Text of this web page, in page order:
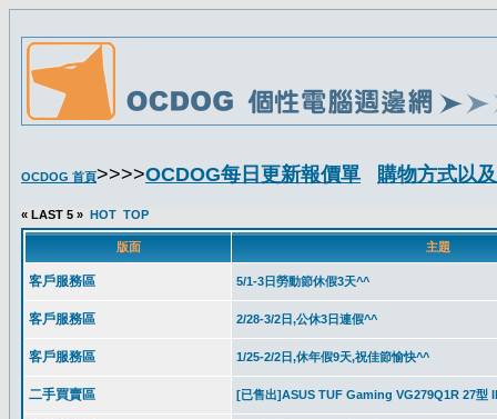
OCDOG 首頁>>>>OCDOG每日更新報價單 購物方式以